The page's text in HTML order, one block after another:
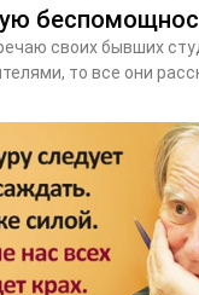
своих бывших
то все они